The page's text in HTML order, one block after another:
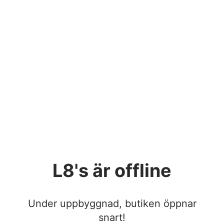
L8's är offline
Under uppbyggnad, butiken öppnar
snart!